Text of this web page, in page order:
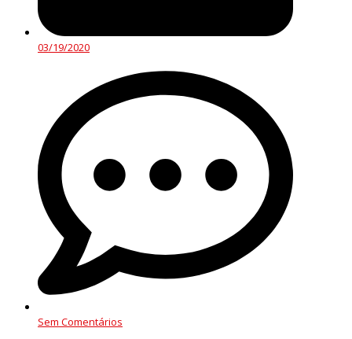
03/19/2020
Sem Comentários